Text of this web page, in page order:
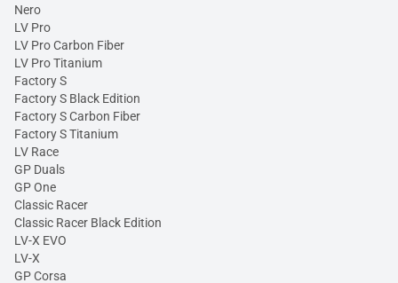
Nero
LV Pro
LV Pro Carbon Fiber
LV Pro Titanium
Factory S
Factory S Black Edition
Factory S Carbon Fiber
Factory S Titanium
LV Race
GP Duals
GP One
Classic Racer
Classic Racer Black Edition
LV-X EVO
LV-X
GP Corsa